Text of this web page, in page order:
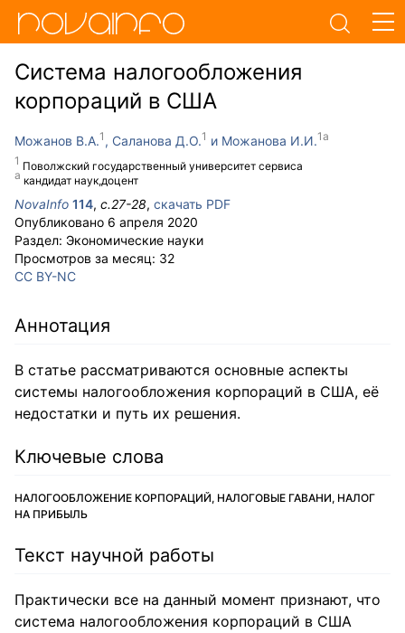
Система налогообложения
корпораций в США
Можанов В.А.
Поволжский государственный университет сервиса
Саланова Д.О. Можанова И.И.
кандидат наук,доцент
NovaInfo 114, с.27-28, скачать PDF
Опубликовано 6 апреля 2020
Раздел: Экономические науки
Просмотров за месяц: 32
CC BY-NC
Аннотация
В статье рассматриваются основные аспекты
системы налогообложения корпораций в США, её
недостатки и путь их решения.
Ключевые слова
НАЛОГООБЛОЖЕНИЕ КОРПОРАЦИЙ, НАЛОГОВЫЕ ГАВАНИ, НАЛОГ
НА ПРИБЫЛЬ
Текст научной работы
Практически все на данный момент признают, что
система налогообложения корпораций в США